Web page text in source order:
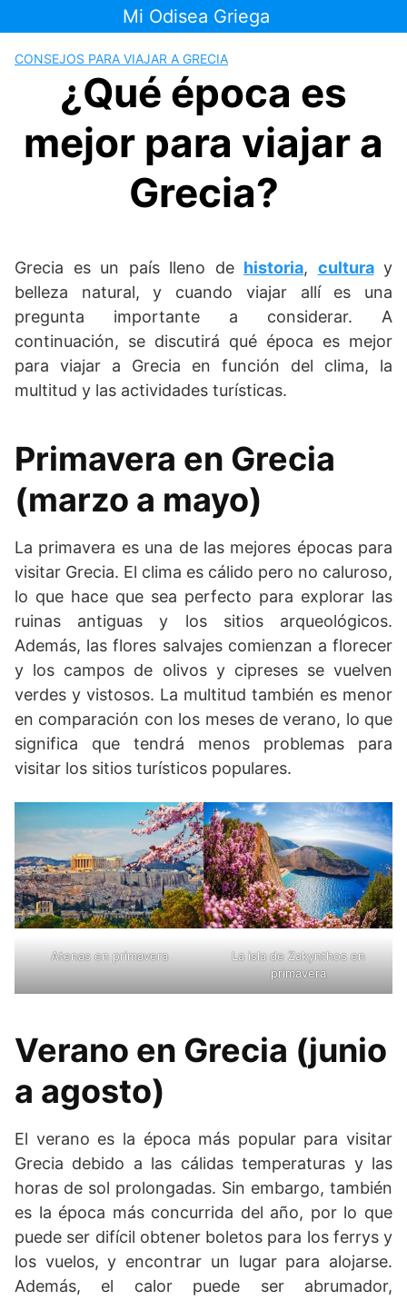
al
contenido
Mi Odisea Griega
CONSEJOS PARA VIAJAR A GRECIA
¿Qué época es
mejor para viajar a
Grecia?
Grecia es un país lleno de historia, culturay
belleza natural, y cuando viajar allí es una
pregunta importante a considerar. A
continuación, se discutirá qué época es mejor
para viajar a Grecia en función del clima, la
multitud y las actividades turísticas.
Primavera en Grecia
(marzo a mayo)
La primavera es una de las mejores épocas para
visitar Grecia. El clima es cálido pero no caluroso,
lo que hace que sea perfecto para explorar las
ruinas antiguas y los sitios arqueológicos.
Además, las flores salvajes comienzan a florecer
y los campos de olivos y cipreses se vuelven
verdes y vistosos. La multitud también es menor
en comparación con los meses de verano, lo que
significa que tendrá menos problemas para
visitar los sitios turísticos populares.
Atenas en primavera
La isla de Zakynthos en
primavera
Verano en Grecia (junio
a agosto)
El verano es la época más popular para visitar
Grecia debido a las cálidas temperaturas y las
horas de sol prolongadas. Sin embargo, también
es la época más concurrida del año, por lo que
puede ser difícil obtener boletos para los ferrys y
los vuelos, y encontrar un lugar para alojarse.
Además, el calor puede ser abrumador,